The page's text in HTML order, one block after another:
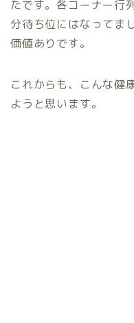
たです。各コーナー行
分待ち位にはなってま
価値ありです。
これからも、こんな健
ようと思います。